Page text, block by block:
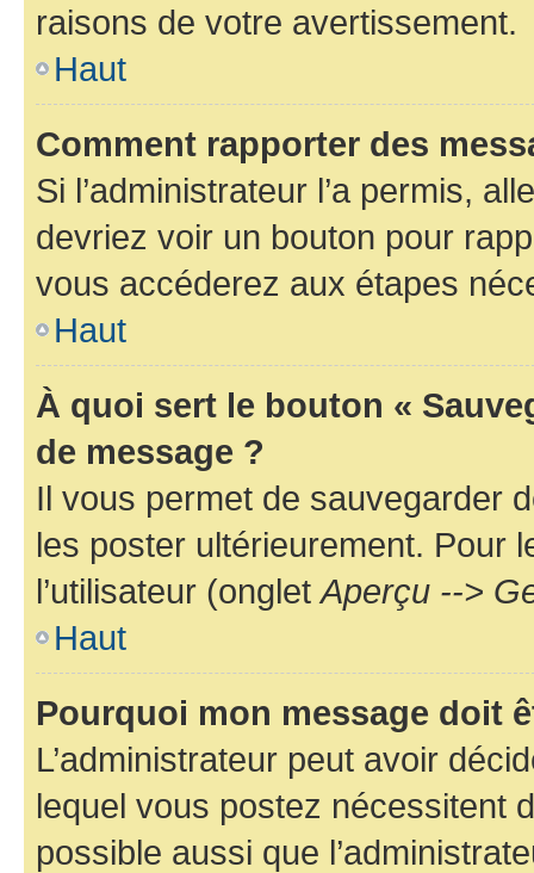
raisons de votre avertissement.
Haut
Comment rapporter des
Si l’administrateur l’a permis,
devriez voir un bouton pour
vous accéderez aux étapes
Haut
À quoi sert le bouton «
de message ?
Il vous permet de sauvegarder
les poster ultérieurement. Pour
l’utilisateur (onglet Aperçu -->
Haut
Pourquoi mon message doit
L’administrateur peut avoir
lequel vous postez nécessitent
possible aussi que